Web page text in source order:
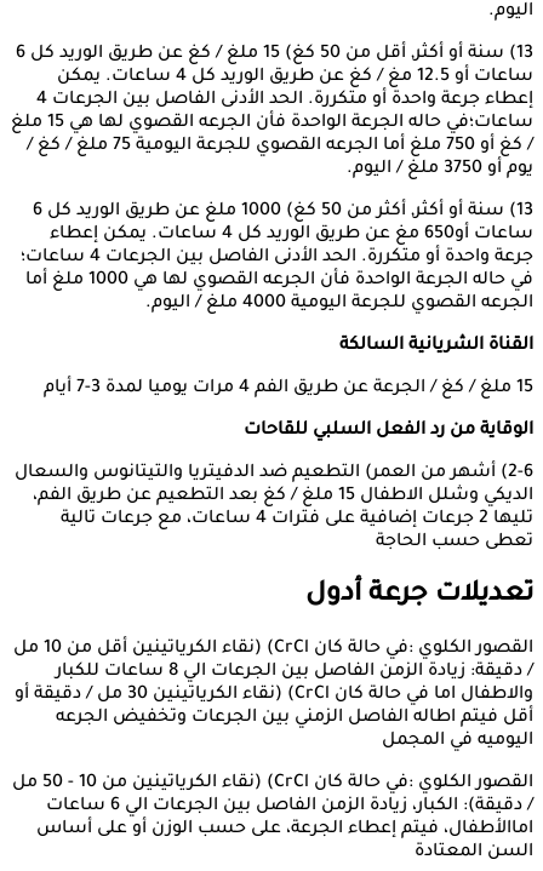
اليوم.
13) سنة أو أكثر, أقل من 50 كغ) 15 ملغ / كغ عن طريق الوريد كل 6
ساعات أو 12.5 مغ / كغ عن طريق الوريد كل 4 ساعات. يمكن
إعطاء جرعة واحدة أو متكررة. الحد الأدنى الفاصل بين الجرعات 4
ساعات؛في حاله الجرعة الواحدة فأن الجرعه القصوي لها هي 15 ملغ
/ كغ أو 750 ملغ أما الجرعه القصوي للجرعة اليومية 75 ملغ / كغ /
يوم أو 3750 ملغ / اليوم.
13) سنة أو أكثر, أكثر من 50 كغ) 1000 ملغ عن طريق الوريد كل 6
ساعات أو650 مغ عن طريق الوريد كل 4 ساعات. يمكن إعطاء
جرعة واحدة أو متكررة. الحد الأدنى الفاصل بين الجرعات 4 ساعات؛
في حاله الجرعة الواحدة فأن الجرعه القصوي لها هي 1000 ملغ أما
الجرعه القصوي للجرعة اليومية 4000 ملغ / اليوم.
القناة الشريانية السالكة
15 ملغ / كغ / الجرعة عن طريق الفم 4 مرات يوميا لمدة 3-7 أيام
الوقاية من رد الفعل السلبي للقاحات
2-6) أشهر من العمر) التطعيم ضد الدفيتريا والتيتانوس والسعال
الديكي وشلل الاطفال 15 ملغ / كغ بعد التطعيم عن طريق الفم،
تليها 2 جرعات إضافية على فترات 4 ساعات، مع جرعات تالية
تعطى حسب الحاجة
تعديلات جرعة أدول
القصور الكلوي :في حالة كان CrCl) (نقاء الكرياتينين أقل من 10 مل
/ دقيقة: زيادة الزمن الفاصل بين الجرعات الي 8 ساعات للكبار
والاطفال اما في حالة كان CrCl) (نقاء الكرياتينين 30 مل / دقيقة أو
أقل فيتم اطاله الفاصل الزمني بين الجرعات وتخفيض الجرعه
اليوميه في المجمل
القصور الكلوي :في حالة كان CrCl) (نقاء الكرياتينين من 10 - 50 مل
/ دقيقة): الكبار، زيادة الزمن الفاصل بين الجرعات الي 6 ساعات
اماالأطفال، فيتم إعطاء الجرعة، على حسب الوزن أو على أساس
السن المعتادة